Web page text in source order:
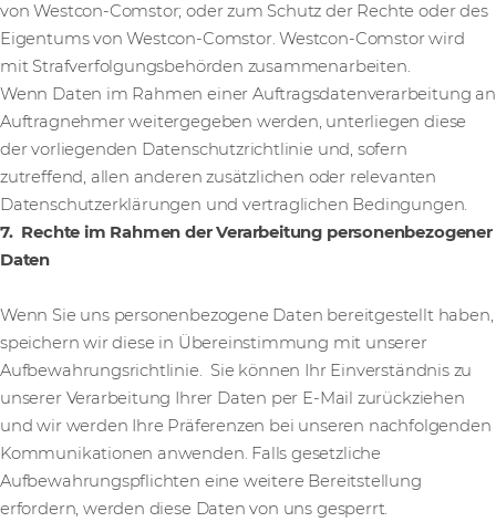
von Westcon-Comstor; oder zum Schutz der Rechte oder des
Eigentums von Westcon-Comstor. Westcon-Comstor wird
mit Strafverfolgungsbehörden zusammenarbeiten.
Wenn Daten im Rahmen einer Auftragsdatenverarbeitung an
Auftragnehmer weitergegeben werden, unterliegen diese
der vorliegenden Datenschutzrichtlinie und, sofern
zutreffend, allen anderen zusätzlichen oder relevanten
Datenschutzerklärungen und vertraglichen Bedingungen.
7. Rechte im Rahmen der Verarbeitung personenbezogener
Daten
Wenn Sie uns personenbezogene Daten bereitgestellt haben,
speichern wir diese in Übereinstimmung mit unserer
Aufbewahrungsrichtlinie. Sie können Ihr Einverständnis zu
unserer Verarbeitung Ihrer Daten per E-Mail zurückziehen
und wir werden Ihre Präferenzen bei unseren nachfolgenden
Kommunikationen anwenden. Falls gesetzliche
Aufbewahrungspflichten eine weitere Bereitstellung
erfordern, werden diese Daten von uns gesperrt.